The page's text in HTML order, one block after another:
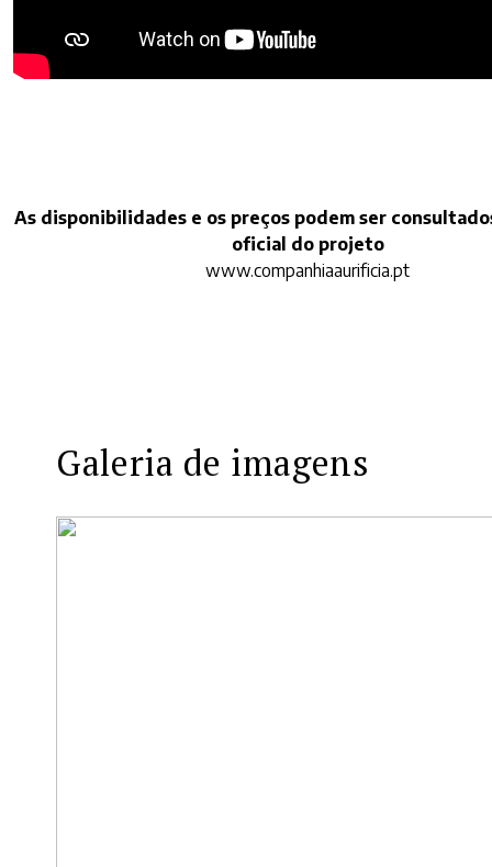
As disponibilidades e os preços podem ser
oficial do projeto
www.companhiaaurificia.pt
Galeria de imagens